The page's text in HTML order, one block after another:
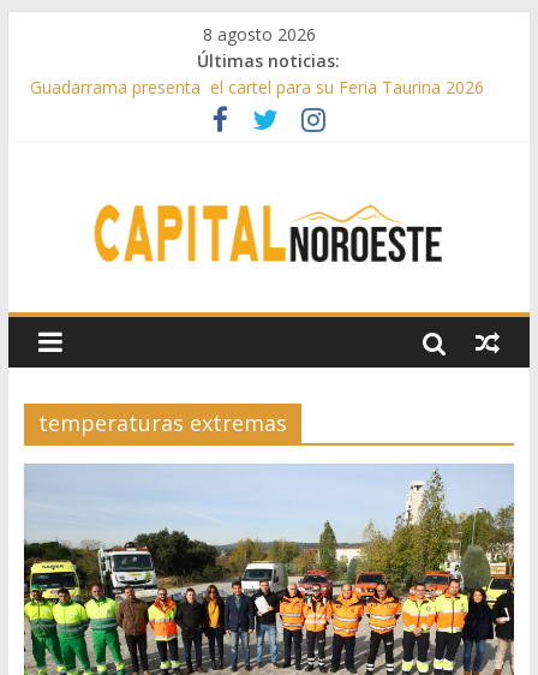
8 agosto 2026
Últimas noticias:
Guadarrama presenta el cartel para su Feria Taurina 2026
Hey Kid e Inazio en ‘La Gran Noche del Indie’ de las fiestas
Boadilla destinó más de 11 millones de euros a ayudas y
beneficios fiscales en 2025
temperaturas extremas